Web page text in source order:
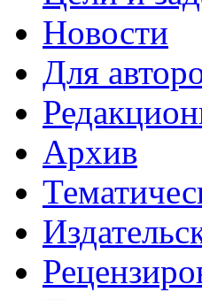
Новости
Для
Архив